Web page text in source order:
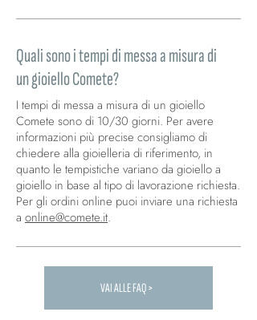
Quali sono i tempi di messa a misura di
un gioiello Comete?
I tempi di messa a misura di un gioiello
Comete sono di 10/30 giorni. Per avere
informazioni più precise consigliamo di
chiedere alla gioielleria di riferimento, in
quanto le tempistiche variano da gioiello a
gioiello in base al tipo di lavorazione richiesta.
Per gli ordini online puoi inviare una richiesta
a online@comete.it.
Carica altre FAQ...
VAI ALLE FAQ >